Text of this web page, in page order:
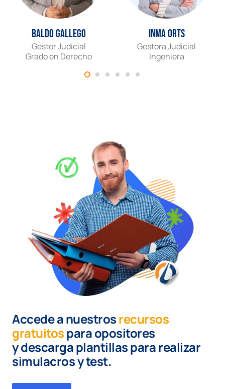
Baldo Gallego
Gestor Judicial
Grado en Derecho
Inma Orts
Gestora Judicial
Ingeniera
Accede a nuestrosrecursos
gratuitospara opositores
ydescarga plantillas para realizar
simulacros y test.